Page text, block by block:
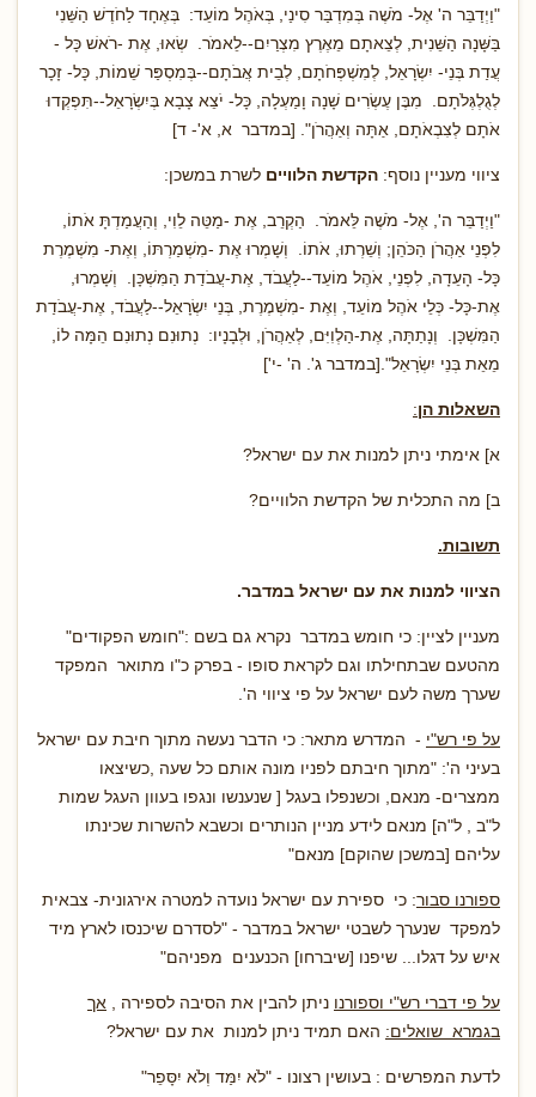
"וַיְדַבֵּר ה' אֶל- מֹשֶׁה בְּמִדְבַּר סִינַי, בְּאֹהֶל מוֹעֵד: בְּאֶחָד לַחֹדֶשׁ הַשֵּׁנִי
בַּשָּׁנָה הַשֵּׁנִית, לְצֵאתָם מֵאֶרֶץ מִצְרַיִם--לֵאמֹר. שְׂאוּ, אֶת -רֹאשׁ כָּל -
עֲדַת בְּנֵי- יִשְׂרָאֵל, לְמִשְׁפְּחֹתָם, לְבֵית אֲבֹתָם--בְּמִסְפַּר שֵׁמוֹת, כָּל- זָכָר
לְגֻלְגְּלֹתָם. מִבֶּן עֶשְׂרִים שָׁנָה וָמַעְלָה, כָּל- יֹצֵא צָבָא בְּיִשְׂרָאֵל--תִּפְקְדוּ
אֹתָם לְצִבְאֹתָם, אַתָּה וְאַהֲרֹן". [במדבר א, א'- ד]
ציווי מעניין נוסף: הקדשת הלוויים לשרת במשכן:
"וַיְדַבֵּר ה', אֶל- מֹשֶׁה לֵּאמֹר. הַקְרֵב, אֶת -מַטֵּה לֵוִי, וְהַעֲמַדְתָּ אֹתוֹ,
לִפְנֵי אַהֲרֹן הַכֹּהֵן; וְשֵׁרְתוּ, אֹתוֹ. וְשָׁמְרוּ אֶת -מִשְׁמַרְתּוֹ, וְאֶת- מִשְׁמֶרֶת
כָּל- הָעֵדָה, לִפְנֵי, אֹהֶל מוֹעֵד--לַעֲבֹד, אֶת-עֲבֹדַת הַמִּשְׁכָּן. וְשָׁמְרוּ,
אֶת-כָּל- כְּלֵי אֹהֶל מוֹעֵד, וְאֶת -מִשְׁמֶרֶת, בְּנֵי יִשְׂרָאֵל--לַעֲבֹד, אֶת-עֲבֹדַת
הַמִּשְׁכָּן. וְנָתַתָּה, אֶת-הַלְוִיִּם, לְאַהֲרֹן, וּלְבָנָיו: נְתוּנִם נְתוּנִם הֵמָּה לוֹ,
מֵאֵת בְּנֵי יִשְׂרָאֵל".[במדבר ג'. ה' -י']
השאלות הן:
א] אימתי ניתן למנות את עם ישראל?
ב] מה התכלית של הקדשת הלוויים?
תשובות.
הציווי למנות את עם ישראל במדבר.
מעניין לציין: כי חומש במדבר נקרא גם בשם :"חומש הפקודים"
מהטעם שבתחילתו וגם לקראת סופו - בפרק כ"ו מתואר המפקד
שערך משה לעם ישראל על פי ציווי ה'.
על פי רש"י - המדרש מתאר: כי הדבר נעשה מתוך חיבת עם ישראל
בעיני ה': "מתוך חיבתם לפניו מונה אותם כל שעה ,כשיצאו
ממצרים- מנאם, וכשנפלו בעגל [ שנענשו ונגפו בעוון העגל שמות
ל"ב , ל"ה] מנאם לידע מניין הנותרים וכשבא להשרות שכינתו
עליהם [במשכן שהוקם] מנאם"
ספורנו סבור: כי ספירת עם ישראל נועדה למטרה אירגונית- צבאית
למפקד שנערך לשבטי ישראל במדבר - "לסדרם שיכנסו לארץ מיד
איש על דגלו... שיפנו [שיברחו] הכנענים מפניהם"
על פי דברי רש"י וספורנו ניתן להבין את הסיבה לספירה , אך
בגמרא שואלים: האם תמיד ניתן למנות את עם ישראל?
לדעת המפרשים : בעושין רצונו - "לֹא יִמַּד וְלֹא יִסָּפֵר"